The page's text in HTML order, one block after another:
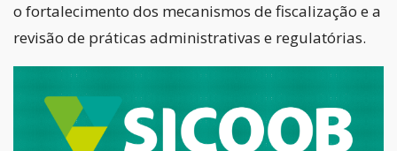
o fortalecimento dos mecanismos de fiscalização e a
revisão de práticas administrativas e regulatórias.